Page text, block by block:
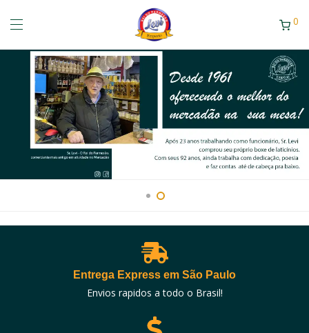
0
Entrega Express em São Paulo
Envios rapidos a todo o Brasil!